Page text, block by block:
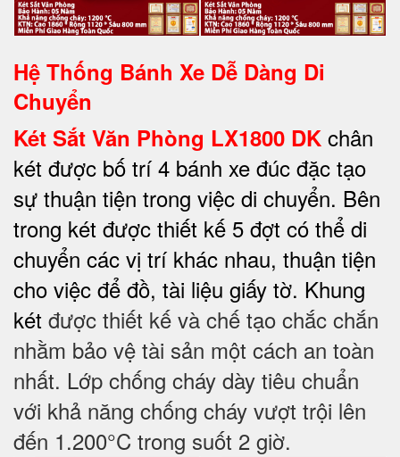
Hệ Thống Bánh Xe Dễ Dàng Di
Chuyển
Két Sắt Văn Phòng LX1800 DK chân
két được bố trí 4 bánh xe đúc đặc tạo
sự thuận tiện trong việc di chuyển. Bên
trong két được thiết kế 5 đợt có thể di
chuyển các vị trí khác nhau, thuận tiện
cho việc để đồ, tài liệu giấy tờ. Khung
két được thiết kế và chế tạo chắc chắn
nhằm bảo vệ tài sản một cách an toàn
nhất. Lớp chống cháy dày tiêu chuẩn
với khả năng chống cháy vượt trội lên
đến 1.200°C trong suốt 2 giờ.